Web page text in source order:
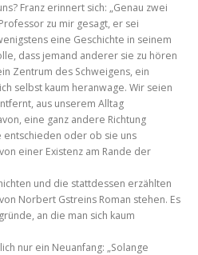
Franz erinnert sich: „Genau zwei
zu mir gesagt, er sei
eine Geschichte in seinem
dass jemand anderer sie zu hören
Zentrum des Schweigens, ein
selbst kaum heranwage. Wir seien
aus unserem Alltag
eine ganz andere Richtung
entschieden oder ob sie uns
einer Existenz am Rande der
und die stattdessen erzählten
Norbert Gstreins Roman stehen. Es
an die man sich kaum
nur ein Neuanfang: „Solange